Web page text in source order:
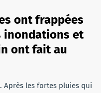
ont frappées
inondations et
ont fait au
Après les fortes pluies qui